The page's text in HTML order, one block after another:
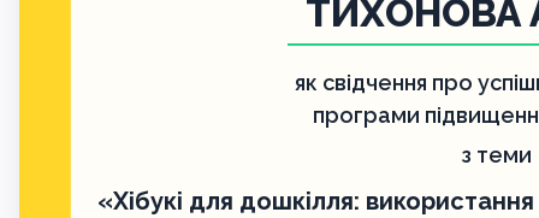
ТИХОНОВА
як свідчення про
програми
з теми
«Хібукі для дошкілля: